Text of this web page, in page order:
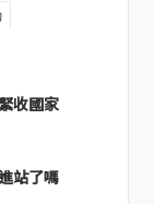
收國家
站了嗎